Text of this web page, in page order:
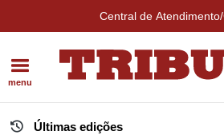
Central de
menu
Últimas edições